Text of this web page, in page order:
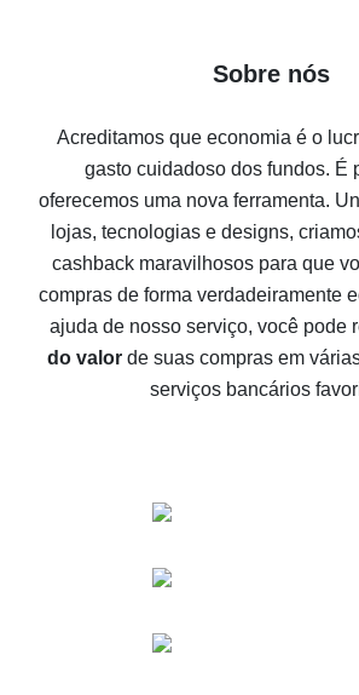
compras
Aliexpress
Como receber cashback no
de se obter
10% de cashback no Aliexpress -
possível
O melhor cashback no Aliexpress -
O melhor serviço de cashback
vamos comparar
Sobre nós
Acreditamos que economia é o
gasto cuidadoso dos fundos. É
oferecemos uma nova ferramenta.
lojas, tecnologias e designs,
cashback maravilhosos para que
compras de forma verdadeiramente
ajuda de nosso serviço, você pode
do valorde suas compras em
serviços bancários